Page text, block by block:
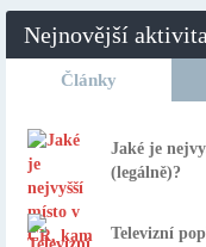
Nejnovější aktivita
Články
Jaké je
(legálně)?
Televizní